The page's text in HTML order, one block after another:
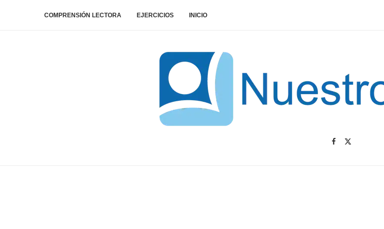
COMPRENSIÓN LECTORA EJERCICIOS INICIO